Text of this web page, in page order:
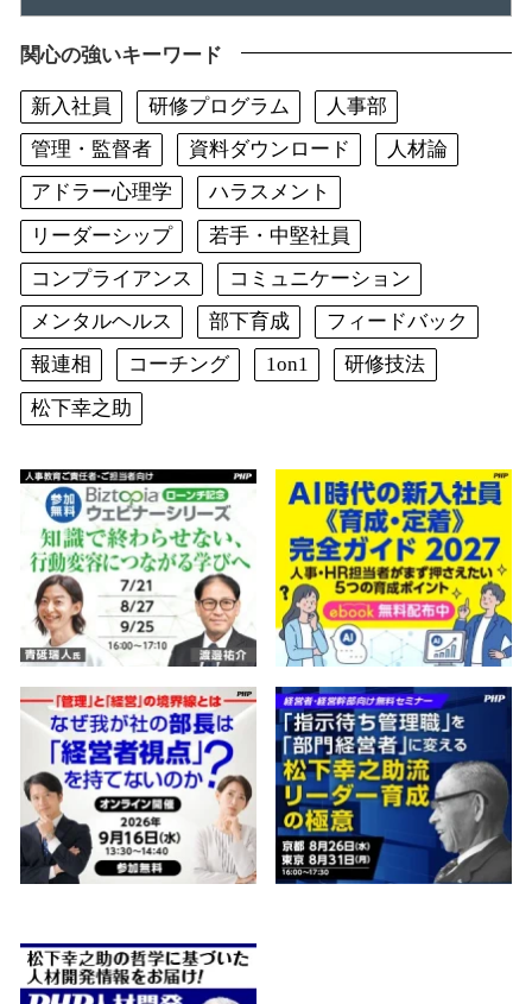
関心の強いキーワード
新入社員 研修プログラム
人事部
管理・監督者
資料ダウンロード
人材論
アドラー心理学
ハラスメント
リーダーシップ
若手・中堅社員
コンプライアンス
コミュニケーション
メンタルヘルス
部下育成
フィードバック
報連相
コーチング 1on1
研修技法
松下幸之助